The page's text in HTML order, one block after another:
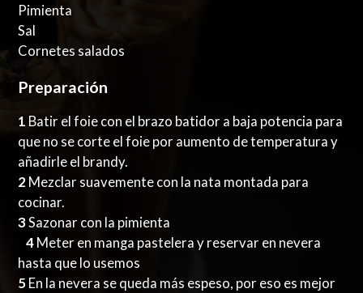
Pimienta
Sal
Cornetes salados
Preparación
1 Batir el foie con el brazo batidor a baja potencia para
que no se corte el foie por aumento de temperatura y
añadirle el brandy.
2 Mezclar suavemente con la nata montada para
cocinar.
3 Sazonar con la pimienta
4 Meter en manga pastelera y reservar en nevera
hasta que lo usemos
5 En la nevera se queda más espeso, por eso es mejor